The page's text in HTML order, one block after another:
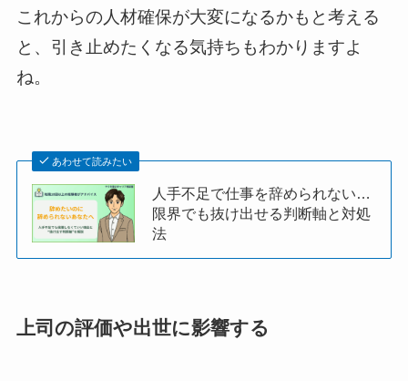
これからの人材確保が大変になるかもと考える
と、引き止めたくなる気持ちもわかりますよ
ね。
あわせて読みたい
人手不足で仕事を辞められない…
限界でも抜け出せる判断軸と対処
法
上司の評価や出世に影響する